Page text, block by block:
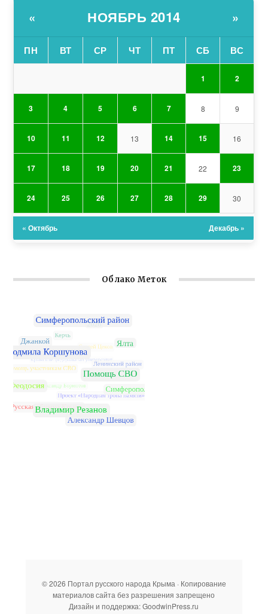
« НОЯБРЬ 2014 »
ПН ВТ СР ЧТ ПТ СБ ВС
1 2
3 4 5 6 7 8 9
10 11 12 13 14 15 16
17 18 19 20 21 22 23
24 25 26 27 28 29 30
« Октябрь Декабрь »
Облако Меток
© 2026 Портал русского народа Крыма · Копирование
материалов сайта без разрешения запрещено
Дизайн и поддержка: GoodwinPress.ru